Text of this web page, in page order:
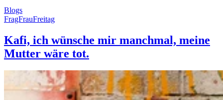
Blogs
FragFrauFreitag
Kafi, ich wünsche mir manchmal, meine
Mutter wäre tot.